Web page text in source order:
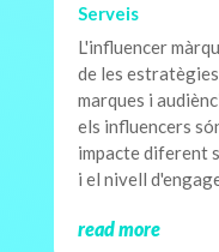
Serveis
L'influencer
de les
marques i
els influencers
impacte diferent
i el nivell
read more